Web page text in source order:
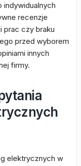
indywidualnych
recenzje
prac czy braku
przed wyborem
innych
firmy.
elektrycznych w